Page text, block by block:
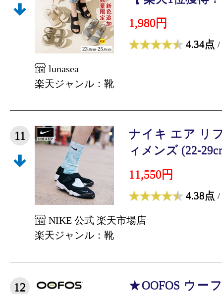
1,980円
4.34点 /
lunasea
楽天ジャンル：靴
11
ナイキ エア リ
ィメンズ (22-
11,550円
4.38点 /
NIKE 公式 楽天市場店
楽天ジャンル：靴
12
★OOFOS ウー